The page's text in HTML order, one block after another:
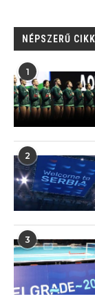
NÉPSZERŰ
1
2
3